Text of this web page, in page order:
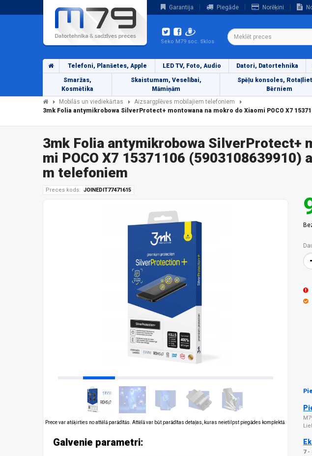
Garantija Piegāde Norēķini
Seko M79 soc. tīklos
Telefoni, Planšetes, Apple LED TV, Foto, Audio Datori, Datortehnika
Smaržas,
Kosmētika
Skaistumam, Veselībai,
Māmiņām
Spēļu konsoles,
Bērniem
Mobilās un viediekārtas
Aizsargplēves mobilajiem telefoniem
3mk Folia antymikrobowa SilverProtect+ montowana na mokro do Xiaomi POCO X7
3mk Folia antymikrobowa SilverProtect+
mi POCO X7 15371106
m telefoniem
Preces kods: JOINEDIT77471615
Prece var atšķirties no attēlā parādītās. Attēlā var būt parādītas detaļas, kuras neietilpst piegādes komplektā.
Galvenie parametri:
7 -